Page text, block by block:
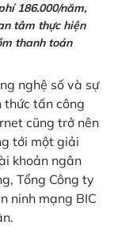
186.000/năm,
tâm thực hiện
thanh toán
nghệ số và sự
thức tấn công
cũng trở nên
tới một giải
khoản ngân
Tổng Công ty
ninh mạng BIC